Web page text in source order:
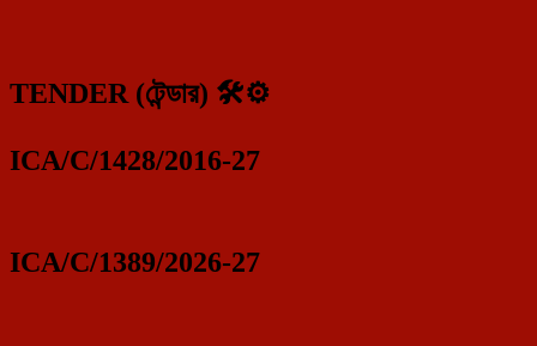
TENDER (টেন্ডার) 🛠️⚙️
ICA/C/1428/2016-27
ICA/C/1389/2026-27